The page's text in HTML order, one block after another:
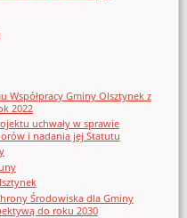
Współpracy Gminy Olsztynek z
2022
uchwały w sprawie
i nadania jej Statutu
Środowiska dla Gminy
do roku 2030